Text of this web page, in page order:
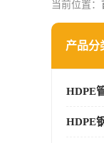
当前位置：
产品分
HDPE
HDPE